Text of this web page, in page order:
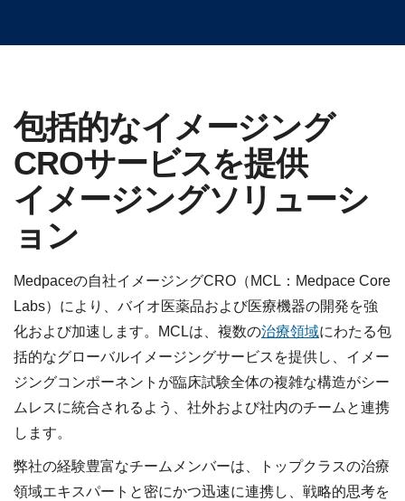
包括的なイメージング
CROサービスを提供
イメージングソリューシ
ョン
Medpaceの自社イメージングCRO（MCL：Medpace Core
Labs）により、バイオ医薬品および医療機器の開発を強
化および加速します。MCLは、複数の治療領域にわたる包
括的なグローバルイメージングサービスを提供し、イメー
ジングコンポーネントが臨床試験全体の複雑な構造がシー
ムレスに統合されるよう、社外および社内のチームと連携
します。
弊社の経験豊富なチームメンバーは、トップクラスの治療
領域エキスパートと密にかつ迅速に連携し、戦略的思考を